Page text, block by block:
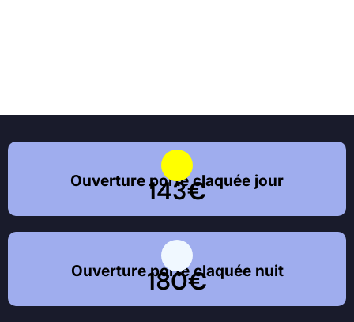
Ouverture porte claquée jour
143€
Ouverture porte claquée nuit
180€